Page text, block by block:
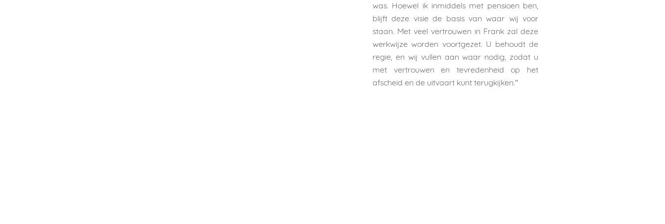
was. Hoewel ik inmiddels met pensioen ben,
blijft deze visie de basis van waar wij voor
staan. Met veel vertrouwen in Frank zal deze
werkwijze worden voortgezet. U behoudt de
regie, en wij vullen aan waar nodig, zodat u
met vertrouwen en tevredenheid op het
afscheid en de uitvaart kunt terugkijken.''